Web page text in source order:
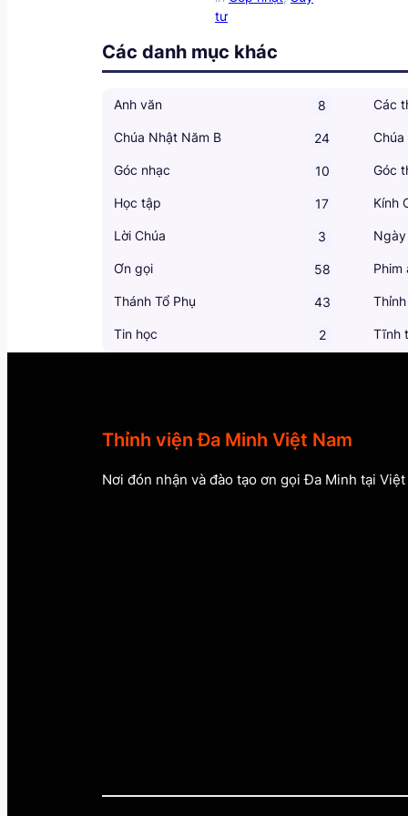
tư
Các danh mục khác
Anh văn 8 Các
Chúa Nhật Năm B 24 Chúa
Góc nhạc 10 Góc
Học tập 17 Kính
Lời Chúa 3
Ơn gọi 58 Phim
Thánh Tổ Phụ 43
Tin học 2 Tĩnh
Thỉnh viện Đa Minh Việt Nam
Nơi đón nhận và đào tạo ơn gọi Đa Minh tại Việt